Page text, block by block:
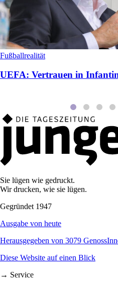
Fußballrealität
UEFA: Vertrauen in
Sie lügen wie gedruckt.
Wir drucken, wie sie lügen.
Gegründet 1947
Ausgabe von heute
Herausgegeben von 3079
Diese Website auf einen Blick
→ Service